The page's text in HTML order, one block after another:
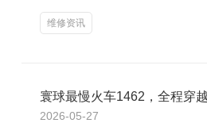
维修资讯
寰球最慢火车1462，全程穿
2026-05-27